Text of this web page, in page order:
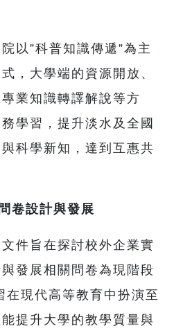
以”科普知識傳遞”為主
，大學端的資源開放、
業知識轉譯解說等方
學習，提升淡水及全國
科學新知，達到互惠共
卷設計與發展
件旨在探討校外企業實
發展相關問卷為現階段
在現代高等教育中扮演至
提升大學的教學質量與